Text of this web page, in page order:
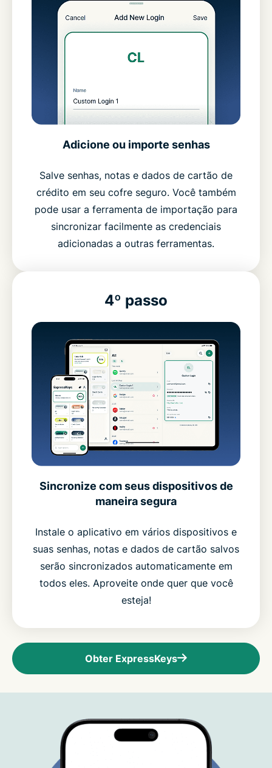
Adicione ou importe senhas
Salve senhas, notas e dados de cartão de
crédito em seu cofre seguro. Você também
pode usar a ferramenta de importação para
sincronizar facilmente as credenciais
adicionadas a outras ferramentas.
4º passo
Sincronize com seus dispositivos de
maneira segura
Instale o aplicativo em vários dispositivos e
suas senhas, notas e dados de cartão salvos
serão sincronizados automaticamente em
todos eles. Aproveite onde quer que você
esteja!
Obter ExpressKeys